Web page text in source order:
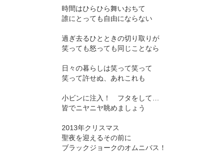
時間はひらひら舞いおちて
誰にとっても自由にならない
過ぎ去るひとときの切り取りが
笑っても怒っても同じことなら
日々の暮らしは笑って笑って
笑って許せぬ、あれこれも
小ビンに注入！ フタをして…
皆でニヤニヤ眺めましょう
2013年クリスマス
聖夜を迎えるその前に
ブラックジョークのオムニバス！